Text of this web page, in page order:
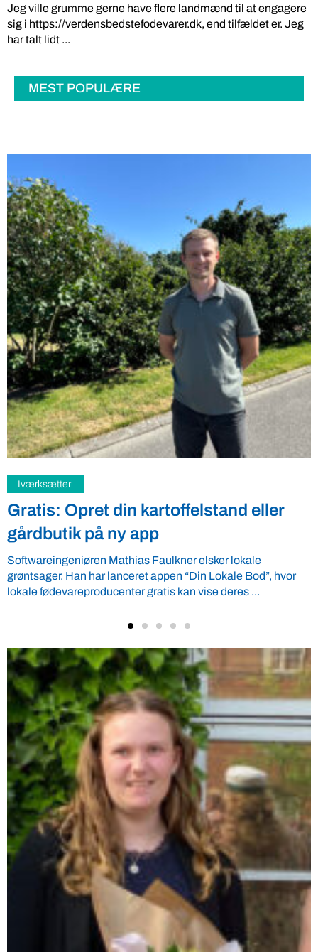
Jeg ville grumme gerne have flere landmænd til at engagere
sig i https://verdensbedstefodevarer.dk, end tilfældet er. Jeg
har talt lidt ...
MEST POPULÆRE
Samfund
Fredspligt giver landmænd strategisk
fordel
Arbejdsgiverforeningen GLS-A tilbyder ordnede forhold, som
giver ro i maven til landmænd – også i usikre tider. VBF byder
velkommen ...